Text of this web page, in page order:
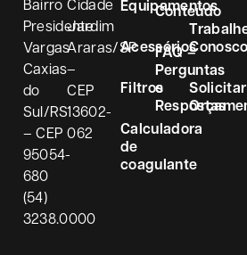
Bairro
Presidente
Vargas
Caxias
do
Sul/RS
– CEP
95054-
680
(54)
3238.0000
Cidade
Jardim
Araras/SP
–
CEP
13602-
062
Equipamentos
Acessórios
Filtros
Calculadora
de
coagulante
Conteúdo
FAQ –
Perguntas
e
Respostas
Solicitar